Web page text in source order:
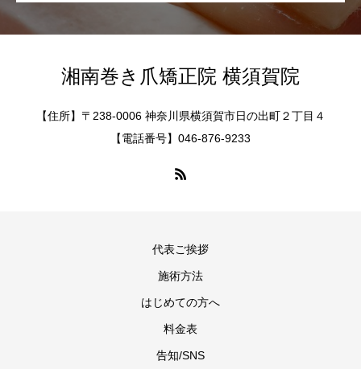
湘南巻き爪矯正院 横須賀院
【住所】〒238-0006 神奈川県横須賀市日の出町２丁目４
【電話番号】046-876-9233
代表ご挨拶
施術方法
はじめての方へ
料金表
告知/SNS